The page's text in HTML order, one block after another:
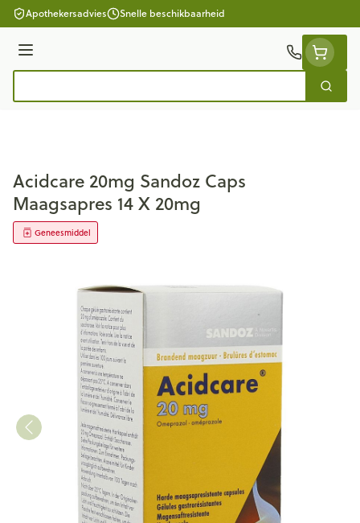
Ga naar de inhoud
Apothekersadvies Snelle beschikbaarheid
Menu
Zoek
Acidcare 20mg Sandoz Caps
Maagsapres 14 X 20mg
Geneesmiddel